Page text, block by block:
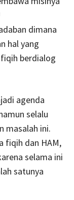
dimana
hal yang
berdialog
agenda
selalu
masalah ini.
fiqih dan HAM,
selama ini
satunya